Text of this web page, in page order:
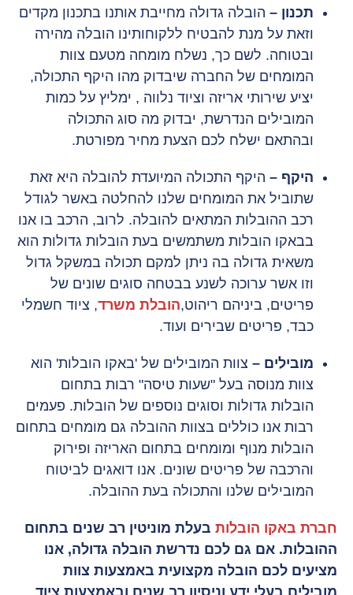
תכנון – הובלה גדולה מחייבת אותנו בתכנון מקדים
וזאת על מנת להבטיח ללקוחותינו הובלה מהירה
ובטוחה. לשם כך, נשלח מומחה מטעם צוות
המומחים של החברה שיבדוק מהו היקף התכולה,
יציע שירותי אריזה וציוד נלווה , ימליץ על כמות
המובילים הנדרשת, יבדוק מה סוג התכולה
ובהתאם ישלח לכם הצעת מחיר מפורטת.
היקף – היקף התכולה המיועדת להובלה היא זאת
שתוביל את המומחים שלנו להחלטה באשר לגודל
רכב ההובלות המתאים להובלה. לרוב, הרכב בו אנו
בבאקו הובלות משתמשים בעת הובלות גדולות הוא
משאית גדולה בה ניתן למקם תכולה במשקל גדול
וזו אשר ערוכה לשנע בבטחה סוגים שונים של
פריטים, ביניהם ריהוט,הובלת משרד, ציוד חשמלי
כבד, פריטים שבירים ועוד.
מובילים – צוות המובילים של 'באקו הובלות' הוא
צוות מנוסה בעל "שעות טיסה" רבות בתחום
הובלות גדולות וסוגים נוספים של הובלות. פעמים
רבות אנו כוללים בצוות ההובלה גם מומחים בתחום
הובלות מנוף ומומחים בתחום האריזה ופירוק
והרכבה של פריטים שונים. אנו דואגים לביטוח
המובילים שלנו והתכולה בעת ההובלה.
חברת באקו הובלות בעלת מוניטין רב שנים בתחום
ההובלות. אם גם לכם נדרשת הובלה גדולה, אנו
מציעים לכם הובלה מקצועית באמצעות צוות
מובילים בעלי ידע וניסיון רב שנים ובאמצעות ציוד